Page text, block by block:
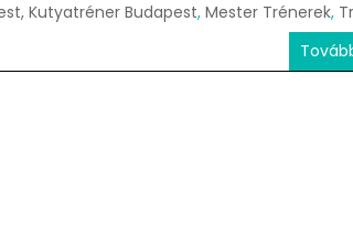
Kutyatréner Budapest, Mester Trénerek,